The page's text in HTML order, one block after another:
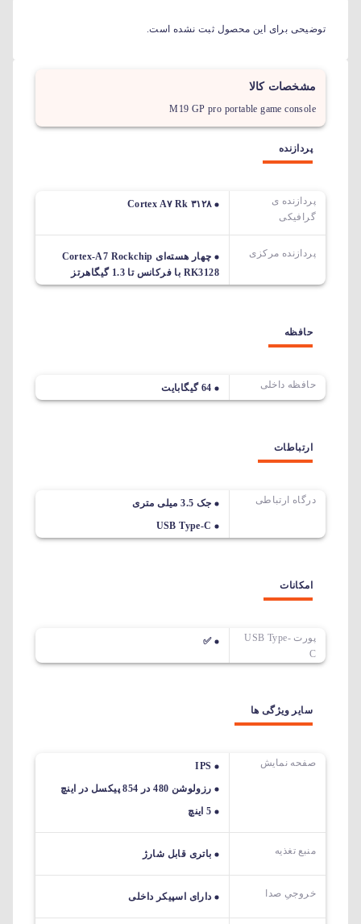
توضیحی برای این محصول ثبت نشده است.
مشخصات کالا
M19 GP pro portable game console
پردازنده
پردازنده ی
گرافیکی
Cortex A۷ Rk ۳۱۲۸
پردازنده مرکزی
چهار هسته‌ای Cortex-A7 Rockchip
RK3128 با فرکانس تا 1.3 گیگاهرتز
حافظه
حافظه داخلی 64 گیگابایت
ارتباطات
درگاه ارتباطی
جک 3.5 میلی متری
USB Type-C
امکانات
پورت USB Type-
C
✅
سایر ویژگی ها
صفحه نمایش
IPS
رزولوشن 480 در 854 پیکسل در اینچ
5 اینچ
منبع تغذیه باتری قابل شارژ
خروجیِ صدا دارای اسپیکر داخلی